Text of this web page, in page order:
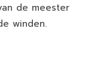
de meester
winden.